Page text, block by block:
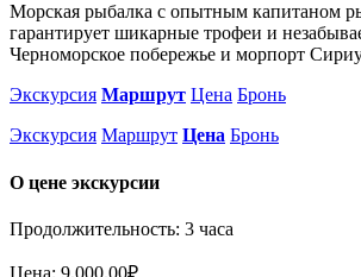
Морская рыбалка с опытным капитаном
гарантирует шикарные трофеи и
Черноморское побережье и морпорт
Экскурсия Маршрут Цена Бронь
Экскурсия Маршрут Цена Бронь
О цене экскурсии
Продолжительность: 3 часа
Цена: 9,000.00₽